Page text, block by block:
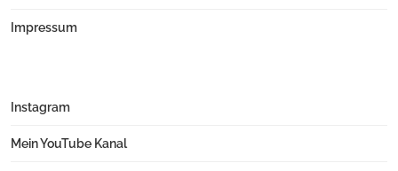
Impressum
Instagram
Mein YouTube Kanal